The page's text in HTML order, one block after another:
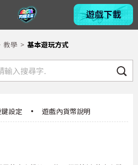
教學 基本遊玩方式
設定 · 遊戲內貨幣說明